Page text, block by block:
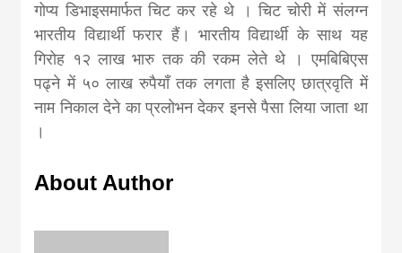
गोप्य डिभाइसमार्फत चिट कर रहे थे । चिट चोरी में संलग्न
भारतीय विद्यार्थी फरार हैं। भारतीय विद्यार्थी के साथ यह
गिरोह १२ लाख भारु तक की रकम लेते थे । एमबिबिएस
पढ्ने में ५० लाख रुपैयाँ तक लगता है इसलिए छात्रवृति में
नाम निकाल देने का प्रलाेभन देकर इनसे पैसा लिया जाता था
।
About Author